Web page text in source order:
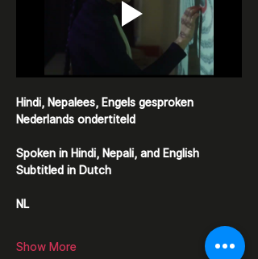
Hindi, Nepalees, Engels gesproken
Nederlands ondertiteld
Spoken in Hindi, Nepali, and English
Subtitled in Dutch
NL
Show More